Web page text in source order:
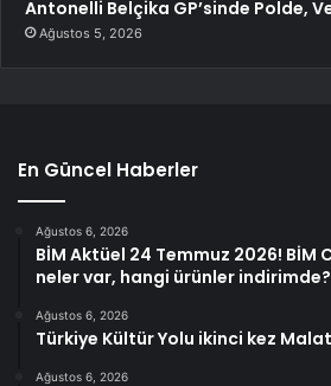
Antonelli Belçika GP’sinde Polde,
Ağustos 5, 2026
En Güncel Haberler
Ağustos 6, 2026
BİM Aktüel 24 Temmuz 2026! BİM
neler var, hangi ürünler indirimde?
Ağustos 6, 2026
Türkiye Kültür Yolu ikinci kez
Ağustos 6, 2026